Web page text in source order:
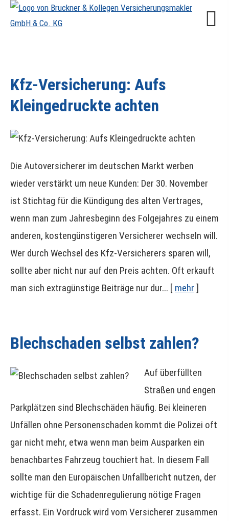
Kfz-Versicherung: Aufs
Kleingedruckte achten
Die Autoversicherer im deutschen Markt werben
wieder verstärkt um neue Kunden: Der 30. November
ist Stichtag für die Kündigung des alten Vertrages,
wenn man zum Jahresbeginn des Folgejahres zu einem
anderen, kostengünstigeren Versicherer wechseln will.
Wer durch Wechsel des Kfz-Versicherers sparen will,
sollte aber nicht nur auf den Preis achten. Oft erkauft
man sich extragünstige Beiträge nur dur... [ mehr ]
Blechschaden selbst zahlen?
Auf überfüllten
Straßen und engen
Parkplätzen sind Blechschäden häufig. Bei kleineren
Unfällen ohne Per­sonenschaden kommt die Polizei oft
gar nicht mehr, etwa wenn man beim Ausparken ein
benachbartes Fahrzeug touchiert hat. In diesem Fall
sollte man den Europäischen Unfallbericht nutzen, der
wichtige für die Schadenregulierung nötige Fragen
erfasst. Ein Vordruck wird vom Versicherer zusammen